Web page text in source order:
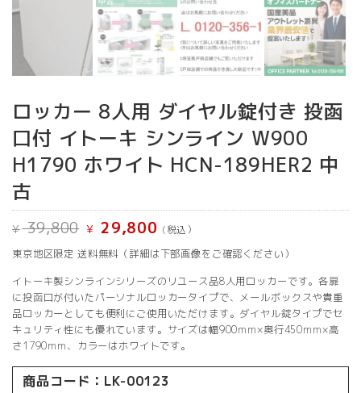
ロッカー 8人用 ダイヤル錠付き 投函
口付 イトーキ シンライン W900
H1790 ホワイト HCN-189HER2 中
古
¥39,800 元
の
価
格
¥ 39,800
で
し
た。
¥ 29,800 現
在
の
価
は
¥ 29,800
で
す。
(税込）
東京地区限定 送料無料（詳細は下部画像をご確認ください）
イトーキ製シンラインシリーズのリユース品8人用ロッカーです。各扉
に投函口が付いたパーソナルロッカータイプで、メールボックスや貴重
品ロッカーとしても便利にご使用いただけます。ダイヤル錠タイプでセ
キュリティ性にも優れています。サイズは幅900mm×奥行450mm×高
さ1790mm、カラーはホワイトです。
商品コード：LK-00123